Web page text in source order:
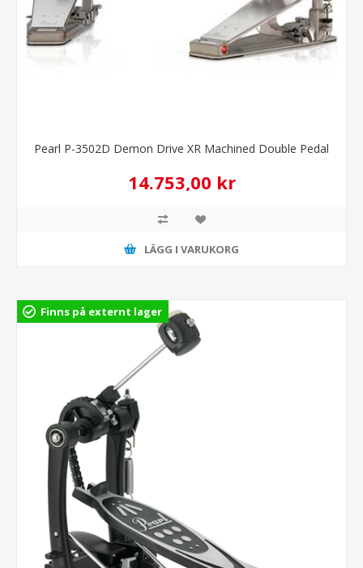
Pearl P-3502D Demon Drive XR Machined Double Pedal
14.753,00 kr
LÄGG I VARUKORG
Finns på externt lager